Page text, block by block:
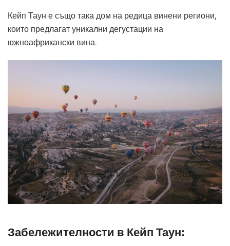
Кейп Таун е също така дом на редица винени региони,
които предлагат уникални дегустации на
южноафрикански вина.
Забележителности в Кейп Таун: